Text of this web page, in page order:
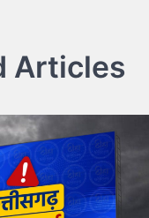
Articles